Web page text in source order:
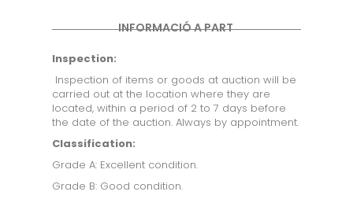
INFORMACIÓ A PART
Inspection:
Inspection of items or goods at auction will be
carried out at the location where they are
located, within a period of 2 to 7 days before
the date of the auction. Always by appointment.
Classification:
Grade A: Excellent condition.
Grade B: Good condition.